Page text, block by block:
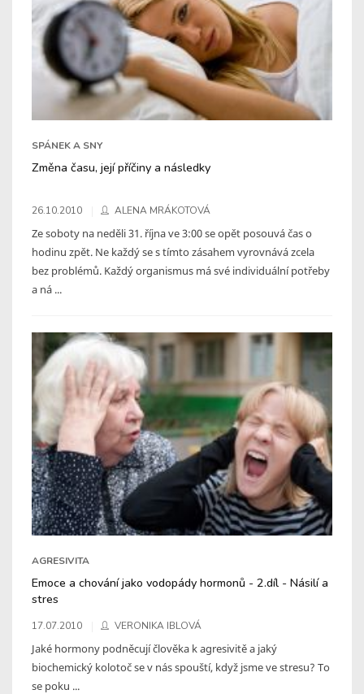
SPÁNEK A SNY
Změna času, její příčiny a následky
26.10.2010 ALENA MRÁKOTOVÁ
Ze soboty na neděli 31. října ve 3:00 se opět posouvá čas o
hodinu zpět. Ne každý se s tímto zásahem vyrovnává zcela
bez problémů. Každý organismus má své individuální potřeby
a ná ...
AGRESIVITA
Emoce a chování jako vodopády hormonů - 2.díl - Násilí a
stres
17.07.2010 VERONIKA IBLOVÁ
Jaké hormony podněcují člověka k agresivitě a jaký
biochemický kolotoč se v nás spouští, když jsme ve stresu? To
se poku ...